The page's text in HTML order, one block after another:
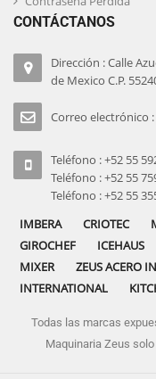
CONTÁCTANOS
Dirección : Calle
de Mexico C.P.
Correo electrónico
Teléfono : +52 55
Teléfono : +52 55
Teléfono : +52 55
IMBERA
CRIOTEC
GIROCHEF
ICEHAUS
MIXER
ZEUS ACERO
INTERNATIONAL
Todas las marcas
Maquinaria Zeus